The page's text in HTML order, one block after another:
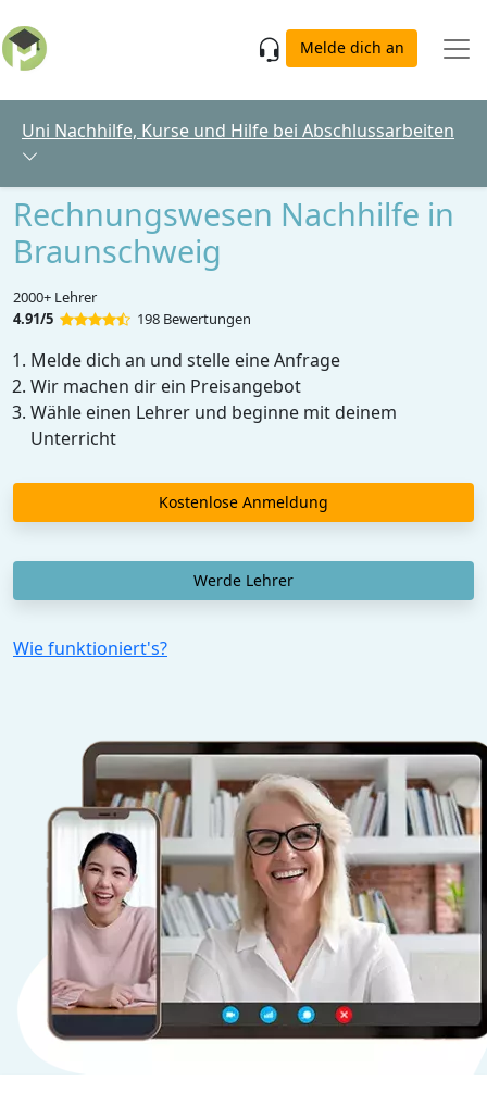
Melde dich an
Uni Nachhilfe, Kurse und Hilfe bei Abschlussarbeiten
Rechnungswesen Nachhilfe in
Braunschweig
2000+ Lehrer
4.91/5
198 Bewertungen
Melde dich an und stelle eine Anfrage
Wir machen dir ein Preisangebot
Wähle einen Lehrer und beginne mit deinem
Unterricht
Kostenlose Anmeldung
Werde Lehrer
Wie funktioniert's?